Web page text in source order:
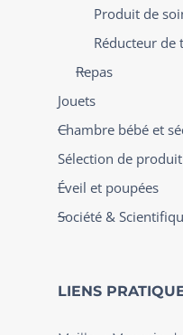
Produit de
Réducteur de
Repas
Jouets
Chambre bébé et
Sélection de produit
Éveil et poupées
Société &
LIENS